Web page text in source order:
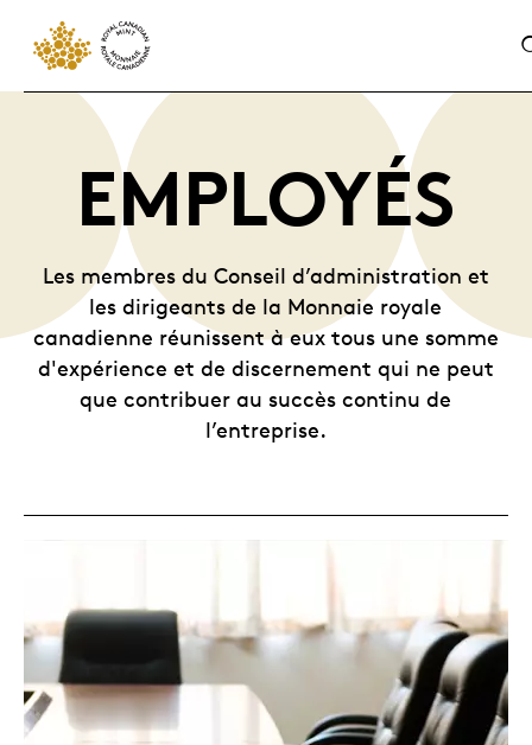
EMPLOYÉS
Les membres du Conseil d’administration et
les dirigeants de la Monnaie royale
canadienne réunissent à eux tous une somme
d'expérience et de discernement qui ne peut
que contribuer au succès continu de
l’entreprise.